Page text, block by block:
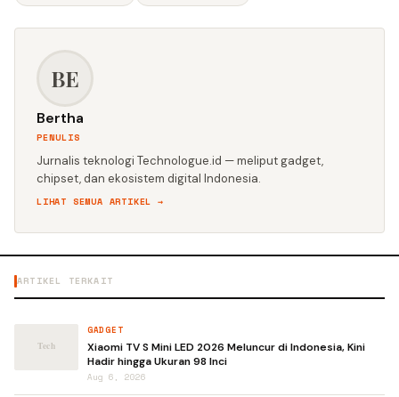
BE
Bertha
PENULIS
Jurnalis teknologi Technologue.id — meliput gadget,
chipset, dan ekosistem digital Indonesia.
LIHAT SEMUA ARTIKEL →
ARTIKEL TERKAIT
GADGET
Xiaomi TV S Mini LED 2026 Meluncur di Indonesia, Kini
Hadir hingga Ukuran 98 Inci
Aug 6, 2026